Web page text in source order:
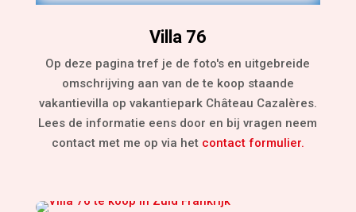
Villa 76
Op deze pagina tref je de foto's en uitgebreide
omschrijving aan van de te koop staande
vakantievilla op vakantiepark Château Cazalères.
Lees de informatie eens door en bij vragen neem
contact met me op via het contact formulier.